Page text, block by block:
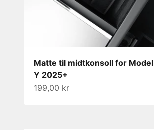
Matte til midtkonsoll for Model
Y 2025+
Salgspris
199,00 kr